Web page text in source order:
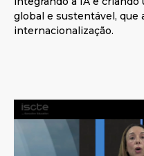
global e sustentável, que
internacionalização.